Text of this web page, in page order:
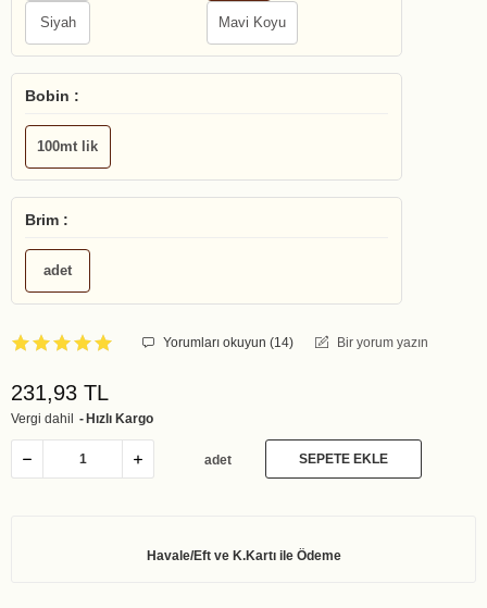
Siyah Mavi Koyu
Bobin :
100mt lik
Brim :
adet
Yorumları okuyun (14) Bir yorum yazın
231,93 TL
Vergi dahil Hızlı Kargo
adet SEPETE EKLE